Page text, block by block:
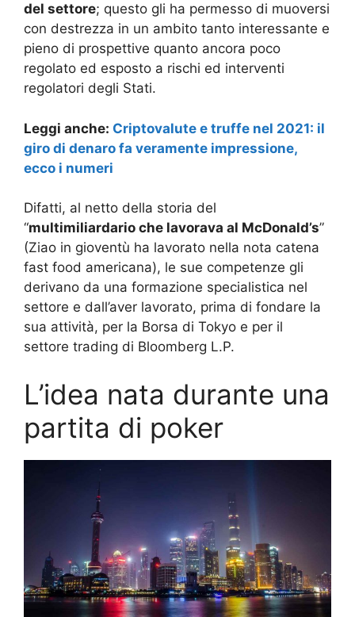
del settore; questo gli ha permesso di muoversi
con destrezza in un ambito tanto interessante e
pieno di prospettive quanto ancora poco
regolato ed esposto a rischi ed interventi
regolatori degli Stati.
Leggi anche: Criptovalute e truffe nel 2021: il
giro di denaro fa veramente impressione,
ecco i numeri
Difatti, al netto della storia del
“multimiliardario che lavorava al McDonald’s”
(Ziao in gioventù ha lavorato nella nota catena
fast food americana), le sue competenze gli
derivano da una formazione specialistica nel
settore e dall’aver lavorato, prima di fondare la
sua attività, per la Borsa di Tokyo e per il
settore trading di Bloomberg L.P.
L’idea nata durante una
partita di poker